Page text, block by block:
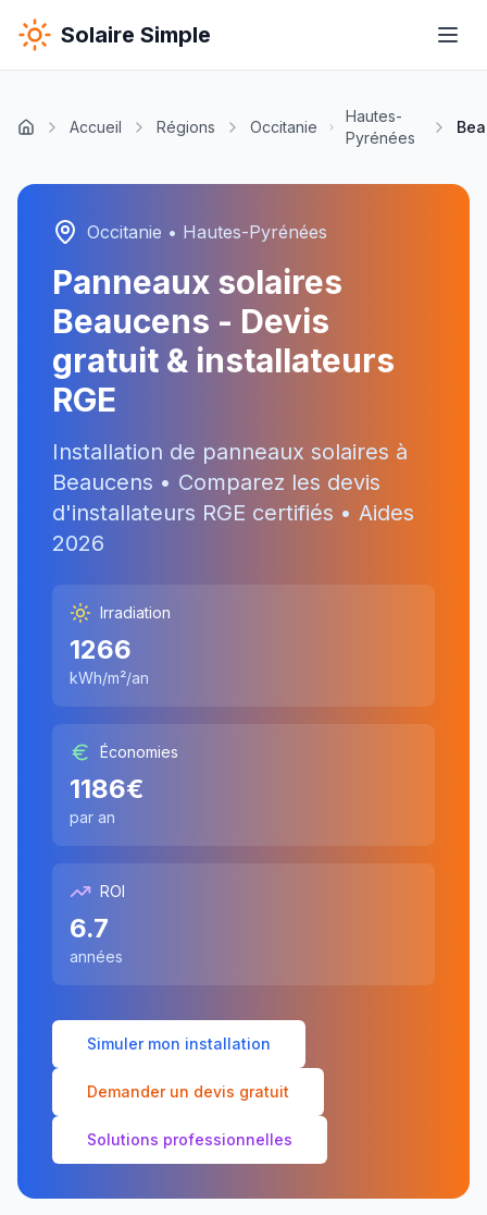
Solaire Simple
Accueil Régions Occitanie
Hautes-
Pyrénées
Occitanie • Hautes-Pyrénées
Panneaux solaires
Beaucens - Devis
gratuit & installateurs
RGE
Installation de panneaux solaires à
Beaucens • Comparez les devis
d'installateurs RGE certifiés • Aides
2026
Irradiation
1266
kWh/m²/an
Économies
1186€
par an
ROI
6.7
années
Simuler mon installation
Demander un devis gratuit
Solutions professionnelles